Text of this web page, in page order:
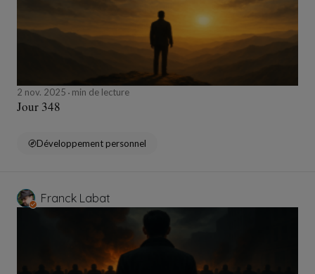
2 nov. 2025 min de lecture
Jour 348
Développement personnel
Franck Labat